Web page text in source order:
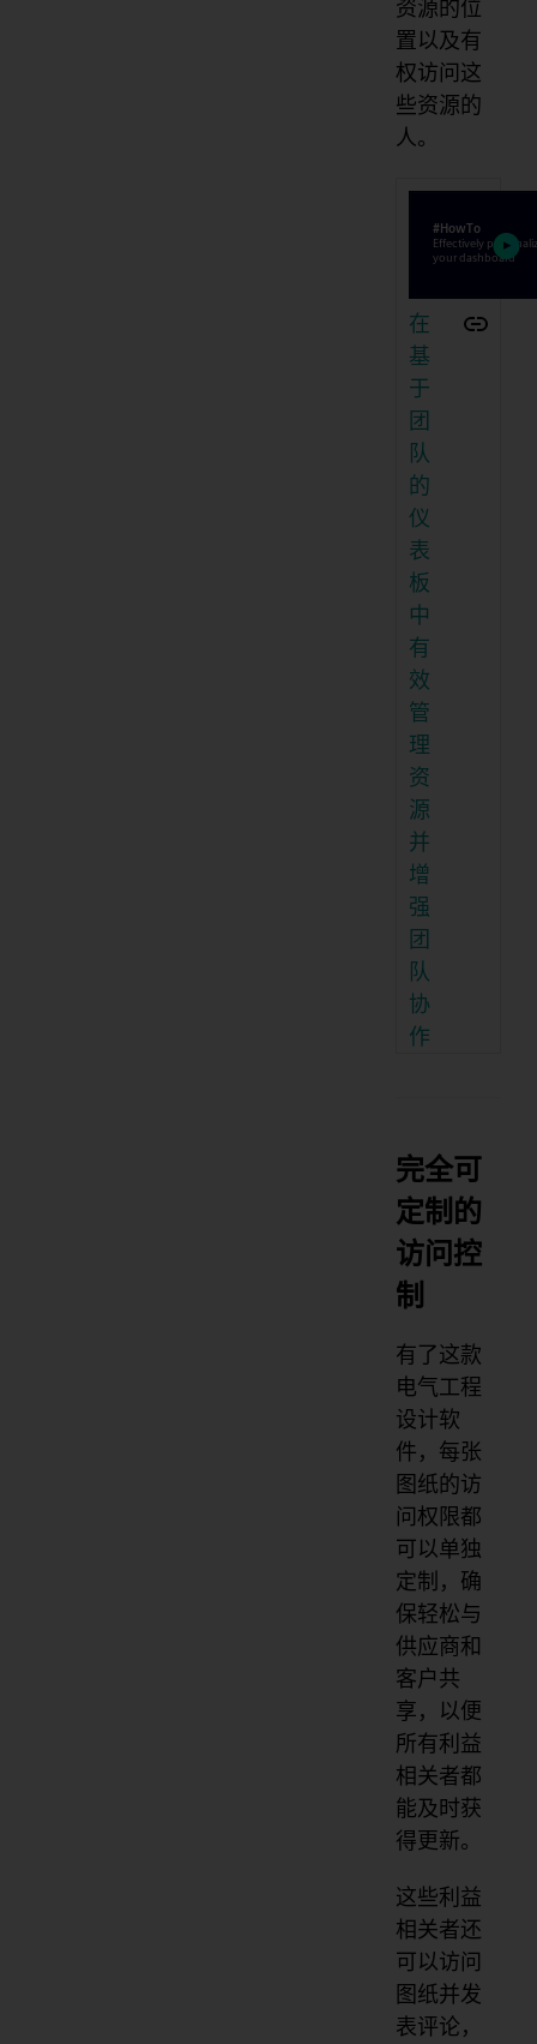
资源的位
置以及有
权访问这
些资源的
人。
在
基
于
团
队
的
仪
表
板
中
有
效
管
理
资
源
并
增
强
团
队
协
作
完全可
定制的
访问控
制
有了这款
电气工程
设计软
件，每张
图纸的访
问权限都
可以单独
定制，确
保轻松与
供应商和
客户共
享，以便
所有利益
相关者都
能及时获
得更新。
这些利益
相关者还
可以访问
图纸并发
表评论，